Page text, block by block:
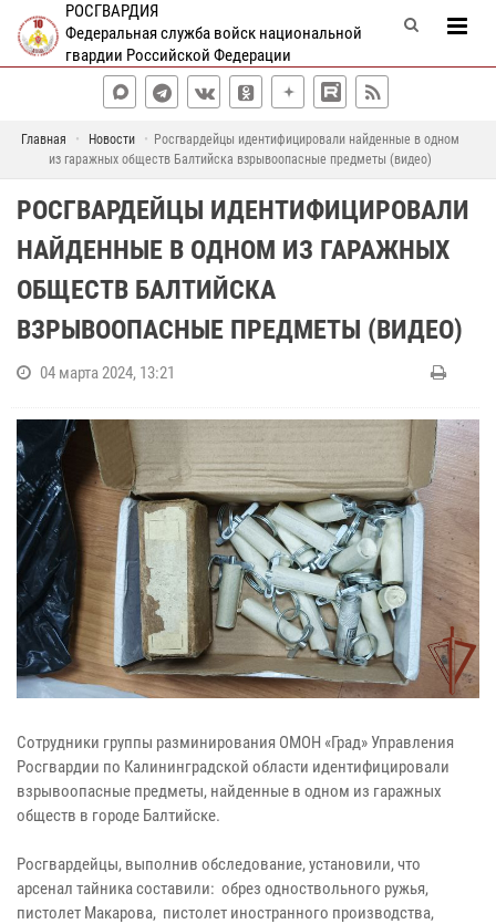
РОСГВАРДИЯ
Федеральная служба войск национальной
гвардии Российской Федерации
Главная Новости
Росгвардейцы идентифицировали найденные в одном
из гаражных обществ Балтийска взрывоопасные предметы (видео)
РОСГВАРДЕЙЦЫ ИДЕНТИФИЦИРОВАЛИ
НАЙДЕННЫЕ В ОДНОМ ИЗ ГАРАЖНЫХ
ОБЩЕСТВ БАЛТИЙСКА
ВЗРЫВООПАСНЫЕ ПРЕДМЕТЫ (ВИДЕО)
04 марта 2024, 13:21
Сотрудники группы разминирования ОМОН «Град» Управления
Росгвардии по Калининградской области идентифицировали
взрывоопасные предметы, найденные в одном из гаражных
обществ в городе Балтийске.
Росгвардейцы, выполнив обследование, установили, что
арсенал тайника составили: обрез одноствольного ружья,
пистолет Макарова, пистолет иностранного производства,